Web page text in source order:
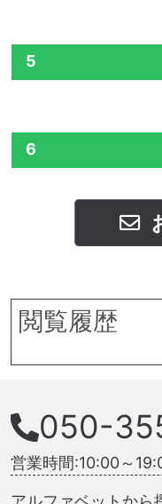
5
6
閲覧履歴
050-
営業時間:10:00～